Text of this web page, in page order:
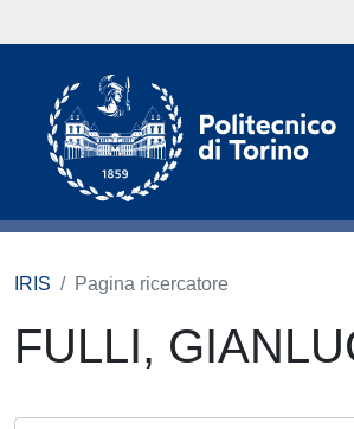
IRIS Pagina ricercatore
FULLI,